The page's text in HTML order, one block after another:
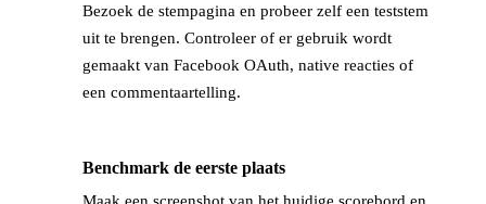
Bezoek de stempagina en probeer zelf een teststem
uit te brengen. Controleer of er gebruik wordt
gemaakt van Facebook OAuth, native reacties of
een commentaartelling.
Benchmark de eerste plaats